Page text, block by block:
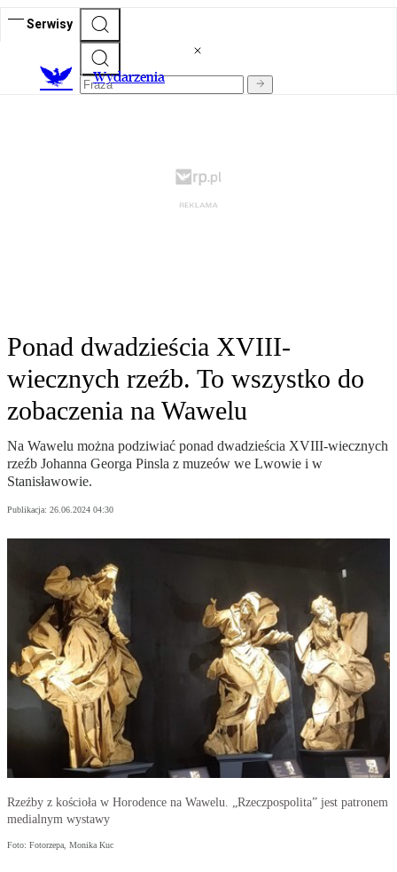
Serwisy
Wydarzenia
Ponad dwadzieścia XVIII-
wiecznych rzeźb. To wszystko do
zobaczenia na Wawelu
Na Wawelu można podziwiać ponad dwadzieścia XVIII-wiecznych
rzeźb Johanna Georga Pinsla z muzeów we Lwowie i w
Stanisławowie.
Publikacja: 26.06.2024 04:30
Rzeźby z kościoła w Horodence na Wawelu. „Rzeczpospolita” jest patronem
medialnym wystawy
Foto: Fotorzepa, Monika Kuc